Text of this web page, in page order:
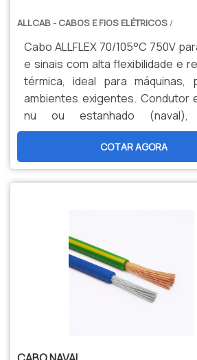
ALLCAB - CABOS E FIOS ELÉTRICOS /
Cabo ALLFLEX 70/105°C 750V
e sinais com alta flexibilidade e
térmica, ideal para máquinas,
ambientes exigentes. Condutor
nu ou estanhado (naval),
durabilidade, segurança
manutenção. Opções
produção nacional e
especializada para sua indústria.
COTAR AGORA